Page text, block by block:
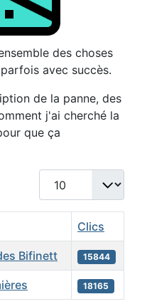
des choses
avec succès.
de la panne, des
j'ai cherché la
que ça
Afficher #
Clics
Bifinett 15844
18165